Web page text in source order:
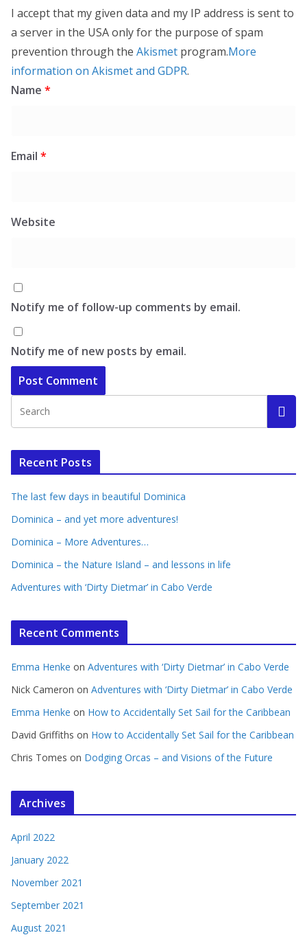
I accept that my given data and my IP address is sent to
a server in the USA only for the purpose of spam
prevention through the Akismet program.More
information on Akismet and GDPR.
Name *
Email *
Website
Notify me of follow-up comments by email.
Notify me of new posts by email.
Recent Posts
The last few days in beautiful Dominica
Dominica – and yet more adventures!
Dominica – More Adventures…
Dominica – the Nature Island – and lessons in life
Adventures with ‘Dirty Dietmar’ in Cabo Verde
Recent Comments
Emma Henke on Adventures with ‘Dirty Dietmar’ in Cabo Verde
Nick Cameron on Adventures with ‘Dirty Dietmar’ in Cabo Verde
Emma Henke on How to Accidentally Set Sail for the Caribbean
David Griffiths on How to Accidentally Set Sail for the Caribbean
Chris Tomes on Dodging Orcas – and Visions of the Future
Archives
April 2022
January 2022
November 2021
September 2021
August 2021